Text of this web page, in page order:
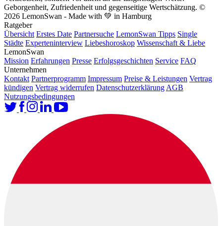
Geborgenheit, Zufriedenheit und gegenseitige Wertschätzung. ©
2026 LemonSwan - Made with 💚 in Hamburg
Ratgeber
Übersicht Erstes Date Partnersuche LemonSwan Tipps Single
Städte Experteninterview Liebeshoroskop Wissenschaft & Liebe
LemonSwan
Mission Erfahrungen Presse Erfolgsgeschichten Service FAQ
Unternehmen
Kontakt Partnerprogramm Impressum Preise & Leistungen Vertrag
kündigen Vertrag widerrufen Datenschutzerklärung AGB
Nutzungsbedingungen